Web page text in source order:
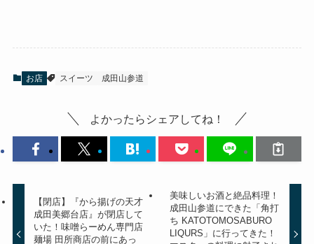
お店 スイーツ 成田山参道
よかったらシェアしてね！
【閉店】『から揚げの天才
成田美郷台店』が閉店して
いた！味噌らーめん専門店
麺場 田所商店の前にあっ
美味しいお酒と絶品料理！
成田山参道にできた「角打
ち KATOTOMOSABURO
LIQURS」に行ってきた！